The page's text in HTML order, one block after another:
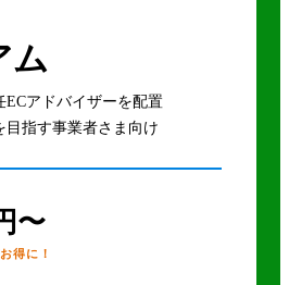
ム
ECアドバイザーを配置
目指す事業者さま向け
〜
得に！